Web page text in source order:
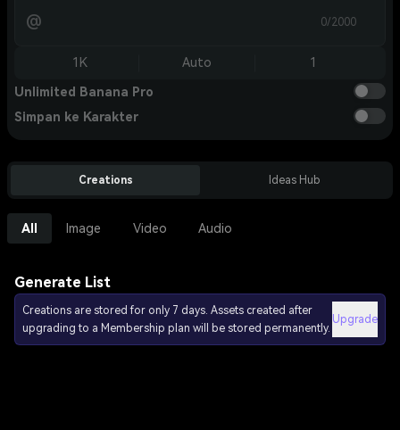
@ 0/2000
1K Auto 1
Unlimited Banana Pro
Simpan ke Karakter
Creations Ideas Hub
All Image Video Audio
Generate List
Creations are stored for only 7 days. Assets created after
upgrading to a Membership plan will be stored permanently.
Upgrade